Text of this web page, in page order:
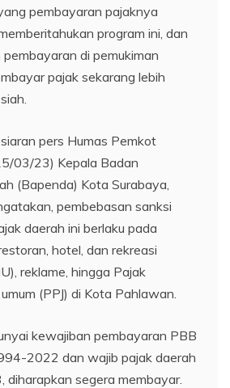
pembayaran pajaknya
program ini, dan
di pemukiman
pajak sekarang lebih
pers Humas Pemkot
03/23) Kepala Badan
(Bapenda) Kota Surabaya,
pembebasan sanksi
daerah ini berlaku pada
hotel, dan rekreasi
reklame, hingga Pajak
(PPJ) di Kota Pahlawan.
kewajiban pembayaran PBB
2022 dan wajib pajak daerah
segera membayar.